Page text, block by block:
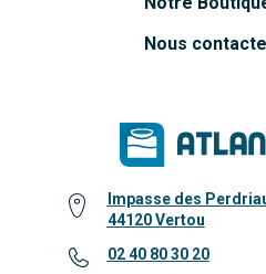
Nous
Impasse des
44120 Vertou
02 40 80 30 20